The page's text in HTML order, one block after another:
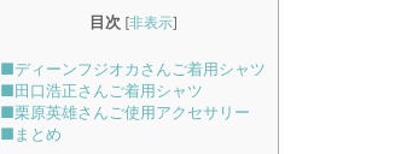
目次 [非表示]
■ディーンフジオカさんご着用シャツ
■田口浩正さんご着用シャツ
■栗原英雄さんご使用アクセサリー
■まとめ